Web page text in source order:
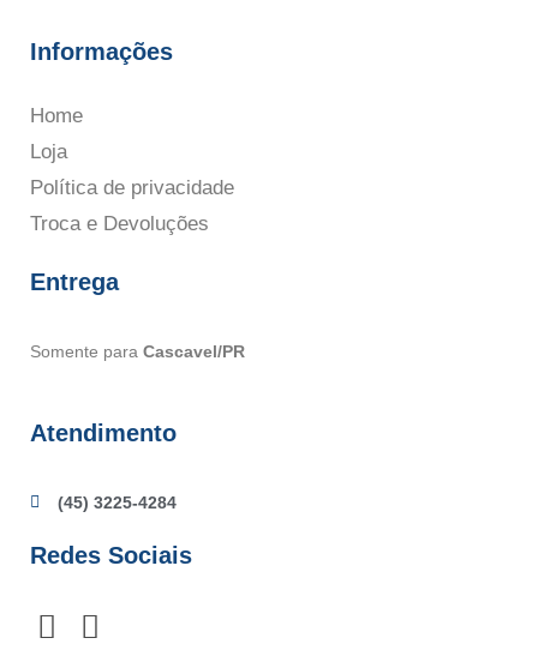
Informações
Home
Loja
Política de privacidade
Troca e Devoluções
Entrega
Somente para Cascavel/PR
Atendimento
(45) 3225-4284
Redes Sociais
F
I